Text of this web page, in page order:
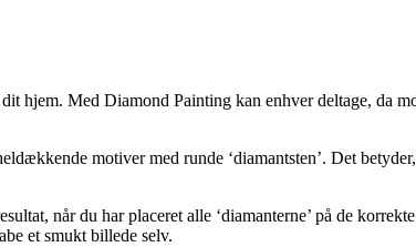
hjem. Med Diamond Painting kan enhver deltage, da
motiver med runde ‘diamantsten’. Det
når du har placeret alle ‘diamanterne’ på de
et smukt billede selv.